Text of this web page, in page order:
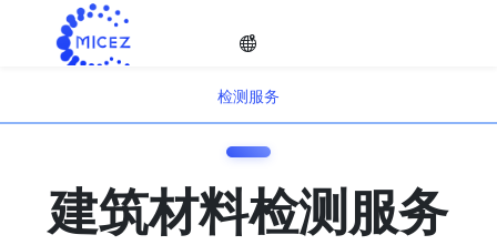
选择
语种
检测服务
只提供超性价比的测试服务，坚决以促进产品质量为己任！
检测服务
建筑材料检测服务